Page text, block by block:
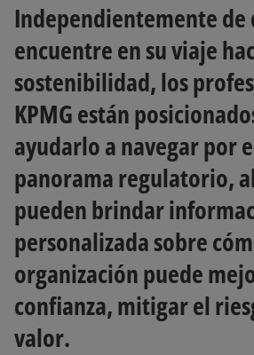
Independientemente de
encuentre en su viaje
sostenibilidad, los
KPMG están
ayudarlo a navegar por
panorama regulatorio,
pueden brindar
personalizada sobre
organización puede
confianza, mitigar el
valor.